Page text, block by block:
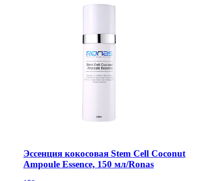
Эссенция кокосовая Stem Cell Coconut
Ampoule Essence, 150 мл/Ronas